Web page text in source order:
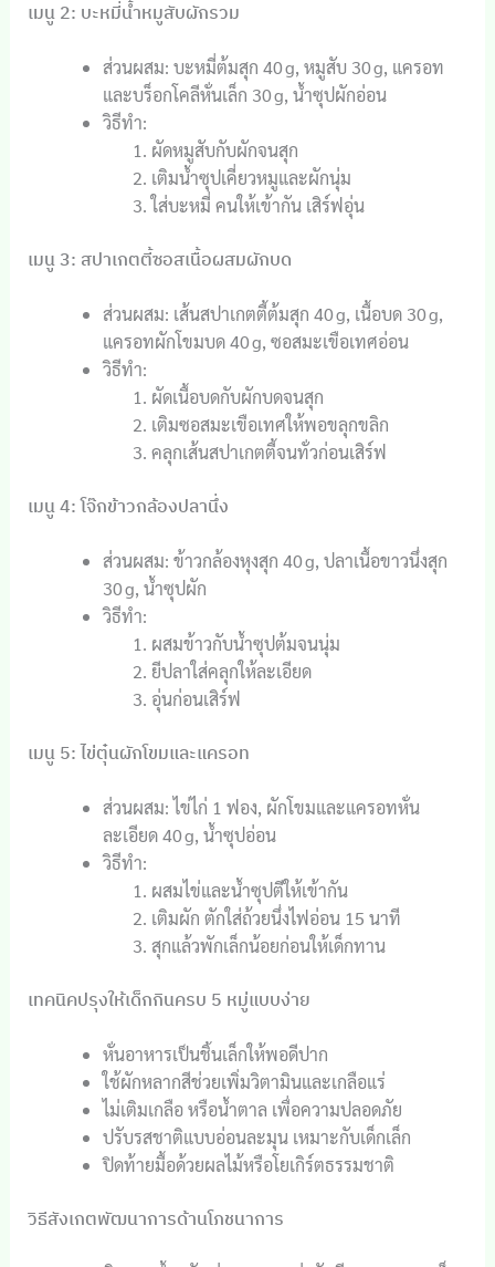
เมนู 2: บะหมี่น้ำหมูสับผักรวม
ส่วนผสม: บะหมี่ต้มสุก 40 g, หมูสับ 30 g, แครอท
และบร็อกโคลีหั่นเล็ก 30 g, น้ำซุปผักอ่อน
วิธีทำ:
ผัดหมูสับกับผักจนสุก
เติมน้ำซุปเคี่ยวหมูและผักนุ่ม
ใส่บะหมี่ คนให้เข้ากัน เสิร์ฟอุ่น
เมนู 3: สปาเกตตี้ซอสเนื้อผสมผักบด
ส่วนผสม: เส้นสปาเกตตี้ต้มสุก 40 g, เนื้อบด 30 g,
แครอทผักโขมบด 40 g, ซอสมะเขือเทศอ่อน
วิธีทำ:
ผัดเนื้อบดกับผักบดจนสุก
เติมซอสมะเขือเทศให้พอขลุกขลิก
คลุกเส้นสปาเกตตี้จนทั่วก่อนเสิร์ฟ
เมนู 4: โจ๊กข้าวกล้องปลานึ่ง
ส่วนผสม: ข้าวกล้องหุงสุก 40 g, ปลาเนื้อขาวนึ่งสุก
30 g, น้ำซุปผัก
วิธีทำ:
ผสมข้าวกับน้ำซุปต้มจนนุ่ม
ยีปลาใส่คลุกให้ละเอียด
อุ่นก่อนเสิร์ฟ
เมนู 5: ไข่ตุ๋นผักโขมและแครอท
ส่วนผสม: ไข่ไก่ 1 ฟอง, ผักโขมและแครอทหั่น
ละเอียด 40 g, น้ำซุปอ่อน
วิธีทำ:
ผสมไข่และน้ำซุปตีให้เข้ากัน
เติมผัก ตักใส่ถ้วยนึ่งไฟอ่อน 15 นาที
สุกแล้วพักเล็กน้อยก่อนให้เด็กทาน
เทคนิคปรุงให้เด็กกินครบ 5 หมู่แบบง่าย
หั่นอาหารเป็นชิ้นเล็กให้พอดีปาก
ใช้ผักหลากสีช่วยเพิ่มวิตามินและเกลือแร่
ไม่เติมเกลือ หรือน้ำตาล เพื่อความปลอดภัย
ปรับรสชาติแบบอ่อนละมุน เหมาะกับเด็กเล็ก
ปิดท้ายมื้อด้วยผลไม้หรือโยเกิร์ตธรรมชาติ
วิธีสังเกตพัฒนาการด้านโภชนาการ